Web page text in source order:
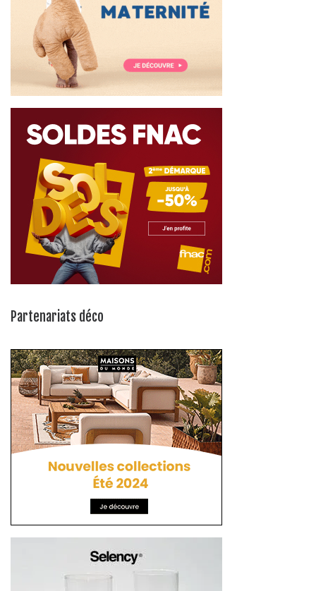
Partenariats déco